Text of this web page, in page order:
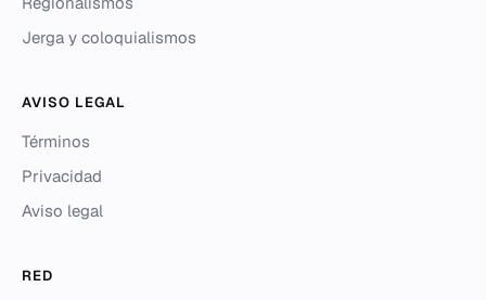
Jerga y coloquialismos
AVISO LEGAL
Términos
Privacidad
Aviso legal
RED